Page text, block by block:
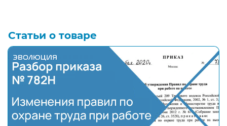
Статьи о товаре
Полный разбор нового приказа № 782Н "Об